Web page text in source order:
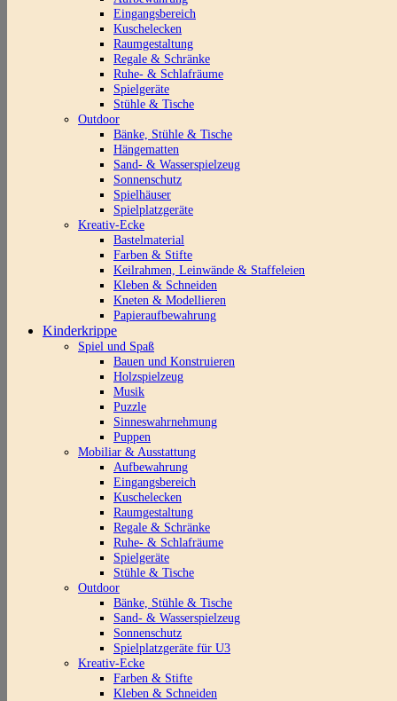
Eingangsbereich
Kuschelecken
Raumgestaltung
Regale & Schränke
Ruhe- & Schlafräume
Spielgeräte
Stühle & Tische
Outdoor
Bänke, Stühle & Tische
Hängematten
Sand- & Wasserspielzeug
Sonnenschutz
Spielhäuser
Spielplatzgeräte
Kreativ-Ecke
Bastelmaterial
Farben & Stifte
Keilrahmen, Leinwände & Staffeleien
Kleben & Schneiden
Kneten & Modellieren
Papieraufbewahrung
Kinderkrippe
Spiel und Spaß
Bauen und Konstruieren
Holzspielzeug
Musik
Puzzle
Sinneswahrnehmung
Puppen
Mobiliar & Ausstattung
Aufbewahrung
Eingangsbereich
Kuschelecken
Raumgestaltung
Regale & Schränke
Ruhe- & Schlafräume
Spielgeräte
Stühle & Tische
Outdoor
Bänke, Stühle & Tische
Sand- & Wasserspielzeug
Sonnenschutz
Spielplatzgeräte für U3
Kreativ-Ecke
Farben & Stifte
Kleben & Schneiden